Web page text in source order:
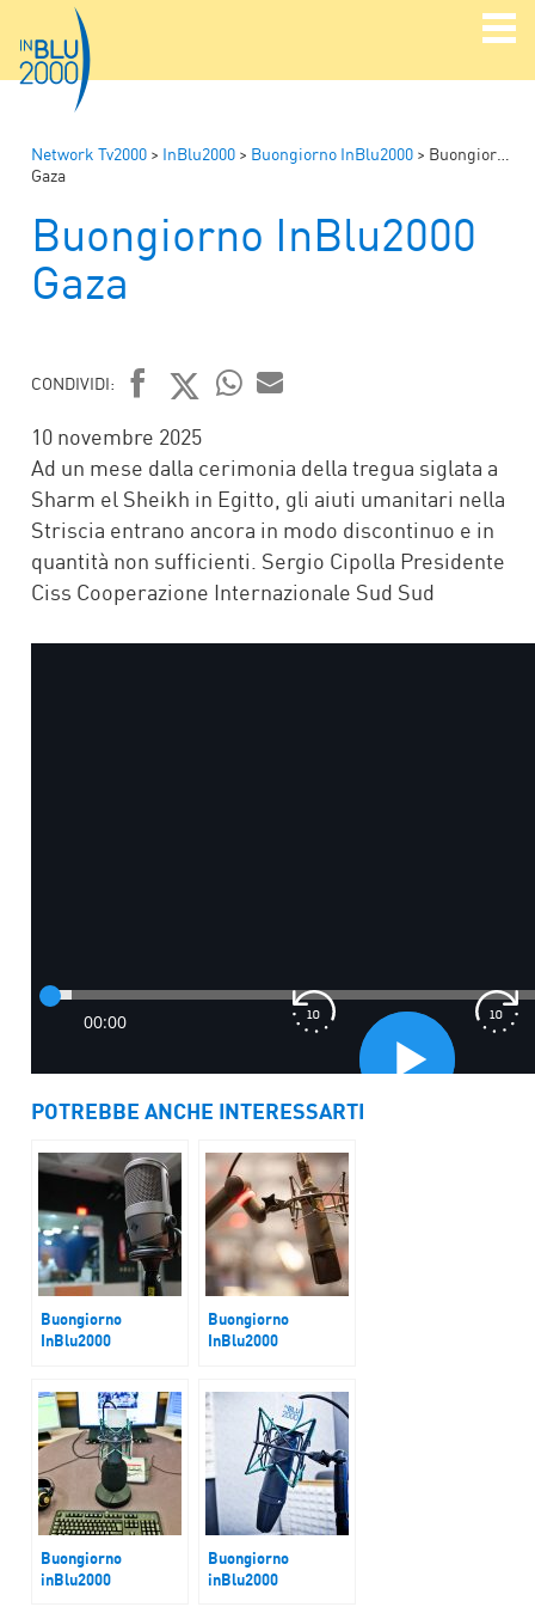
Network Tv2000 > InBlu2000 > Buongiorno InBlu2000 > Buongiorno InBlu2000
Gaza
Buongiorno InBlu2000
Gaza
CONDIVIDI:
FACEBOOK
TWITTER
10 novembre 2025
Ad un mese dalla cerimonia della tregua siglata a
Sharm el Sheikh in Egitto, gli aiuti umanitari nella
Striscia entrano ancora in modo discontinuo e in
quantità non sufficienti. Sergio Cipolla Presidente
Ciss Cooperazione Internazionale Sud Sud
POTREBBE ANCHE INTERESSARTI
Buongiorno
InBlu2000
Buongiorno
InBlu2000
Buongiorno
inBlu2000
Buongiorno
inBlu2000